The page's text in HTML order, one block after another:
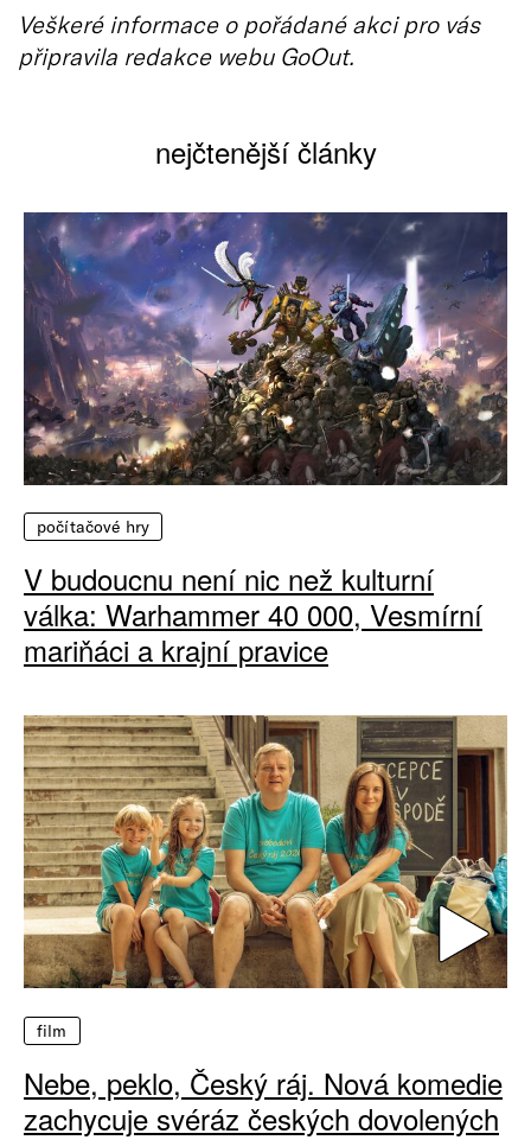
Veškeré informace o pořádané akci pro vás
připravila redakce webu GoOut.
nejčtenější články
počítačové hry
V budoucnu není nic než kulturní
válka: Warhammer 40 000, Vesmírní
mariňáci a krajní pravice
film
Nebe, peklo, Český ráj. Nová komedie
zachycuje svéráz českých dovolených